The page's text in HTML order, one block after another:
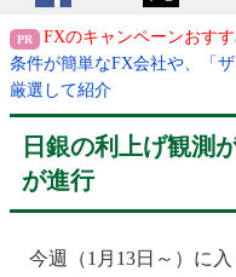
FXのキャンペーンおすす
条件が簡単なFX会社や、「
厳選して紹介
日銀の利上げ観測
が進行
今週（1月13日～）に入